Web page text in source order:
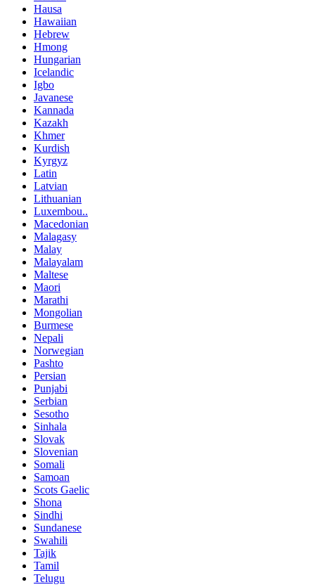
Hausa
Hawaiian
Hebrew
Hmong
Hungarian
Icelandic
Igbo
Javanese
Kannada
Kazakh
Khmer
Kurdish
Kyrgyz
Latin
Latvian
Lithuanian
Luxembou..
Macedonian
Malagasy
Malay
Malayalam
Maltese
Maori
Marathi
Mongolian
Burmese
Nepali
Norwegian
Pashto
Persian
Punjabi
Serbian
Sesotho
Sinhala
Slovak
Slovenian
Somali
Samoan
Scots Gaelic
Shona
Sindhi
Sundanese
Swahili
Tajik
Tamil
Telugu